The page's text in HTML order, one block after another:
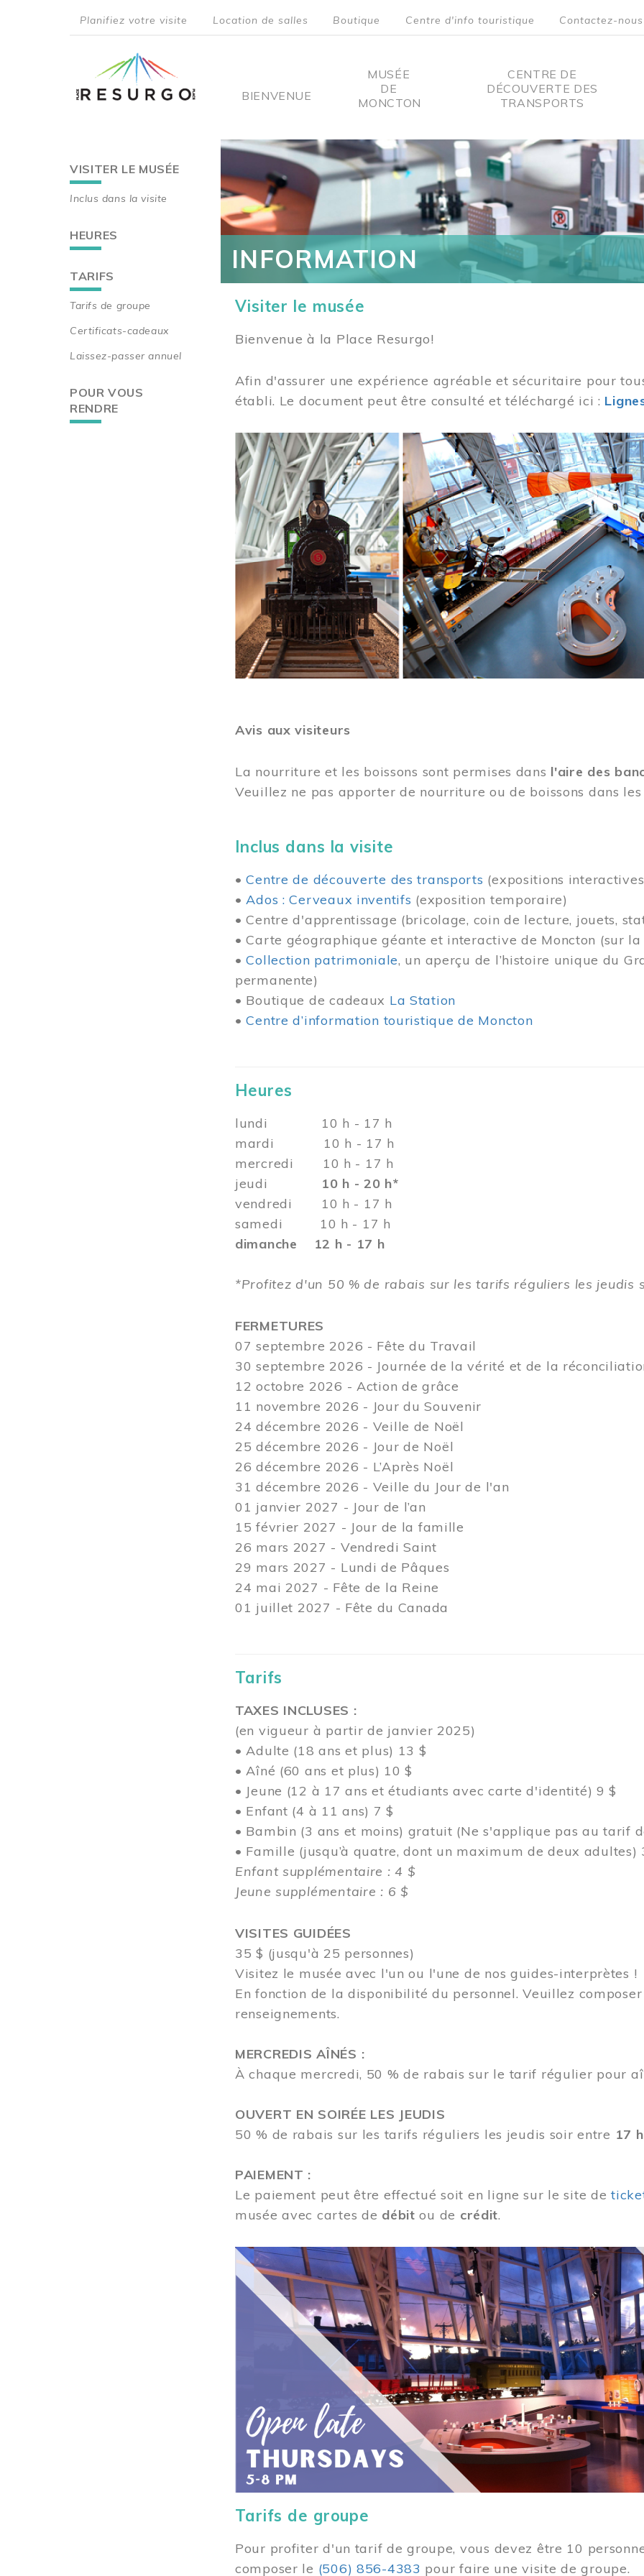
menu
Planifiez votre visite Location de salles Boutique Centre d'info touristique Contactez-nous
Main
BIENVENUE
MUSÉE
DE
MONCTON
CENTRE DE
DÉCOUVERTE DES
TRANSPORTS
Main
navigation
VISITER LE MUSÉE
Inclus dans la visite
HEURES
TARIFS
Tarifs de groupe
Certificats-cadeaux
Laissez-passer annuel
POUR VOUS
RENDRE
INFORMATION
Visiter le musée
Bienvenue à la Place Resurgo!
Afin d'assurer une expérience agréable et sécuritaire pour
établi. Le document peut être consulté et téléchargé ici :
Image
Avis aux visiteurs
La nourriture et les boissons sont permises dans l'aire des
Veuillez ne pas apporter de nourriture ou de boissons dans
Inclus dans la visite
•Centre de découverte des transports (expositions
• Ados : Cerveaux inventifs (exposition temporaire)
• Centre d'apprentissage (bricolage, coin de lecture, jouets,
• Carte géographique géante et interactive de Moncton (sur
•Collection patrimoniale, un aperçu de l’histoire unique du
permanente)
• Boutique de cadeaux La Station
•Centre d’information touristique de Moncton
Heures
lundi 10 h - 17 h
mardi 10 h - 17 h
mercredi 10 h - 17 h
jeudi 10 h - 20 h*
vendredi 10 h - 17 h
samedi 10 h - 17 h
dimanche 12 h - 17 h
*Profitez d'un 50 % de rabais sur les tarifs réguliers les jeudis
FERMETURES
07 septembre 2026 - Fête du Travail
30 septembre 2026 - Journée de la vérité et de la
12 octobre 2026 - Action de grâce
11 novembre 2026 - Jour du Souvenir
24 décembre 2026 - Veille de Noël
25 décembre 2026 - Jour de Noël
26 décembre 2026 - L’Après Noël
31 décembre 2026 - Veille du Jour de l'an
01 janvier 2027 - Jour de l’an
15 février 2027 - Jour de la famille
26 mars 2027 - Vendredi Saint
29 mars 2027 - Lundi de Pâques
24 mai 2027 - Fête de la Reine
01 juillet 2027 - Fête du Canada
Tarifs
TAXES INCLUSES :
(en vigueur à partir de janvier 2025)
• Adulte (18 ans et plus) 13 $
• Aîné (60 ans et plus) 10 $
• Jeune (12 à 17 ans et étudiants avec carte d'identité) 9 $
• Enfant (4 à 11 ans) 7 $
• Bambin (3 ans et moins) gratuit (Ne s'applique pas au tarif
• Famille (jusqu’à quatre, dont un maximum de deux adultes)
Enfant supplémentaire : 4 $
Jeune supplémentaire : 6 $
VISITES GUIDÉES
35 $ (jusqu'à 25 personnes)
Visitez le musée avec l'un ou l'une de nos guides-interprètes !
En fonction de la disponibilité du personnel.Veuillez
renseignements.
MERCREDIS AÎNÉS :
À chaque mercredi, 50 % de rabais sur le tarif régulier pour
OUVERT EN SOIRÉE LES JEUDIS
50 % de rabais sur les tarifs réguliers les jeudis soir entre 17
PAIEMENT :
Le paiement peut être effectué soit en ligne sur le site de
musée avec cartes de débitou de crédit.
Image
Tarifs de groupe
Pour profiter d'un tarif de groupe, vous devez être 10
composer le (506) 856-4383 pour faire une visite de groupe.